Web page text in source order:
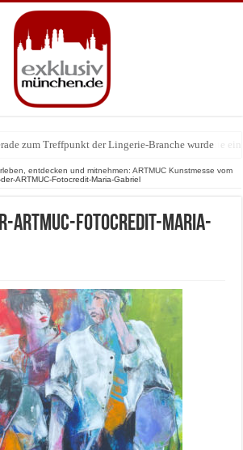
zum Treffpunkt der Lingerie-Branche wurde
Warum die rollenden Kunstwerke bis heute
entdecken und mitnehmen: ARTMUC Kunstmesse vom
ARTMUC-Fotocredit-Maria-Gabriel
ARTMUC-Fotocredit-Maria-